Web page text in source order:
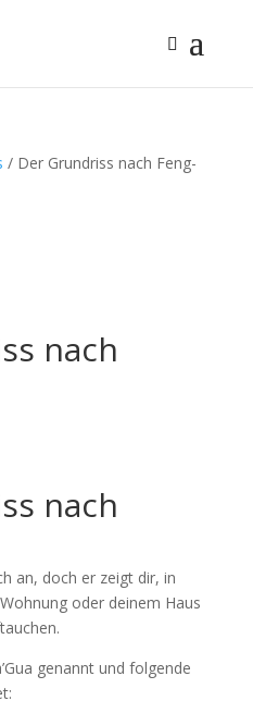
/ Der Grundriss nach Feng-
nach
nach
an, doch er zeigt dir, in
oder deinem Haus
genannt und folgende